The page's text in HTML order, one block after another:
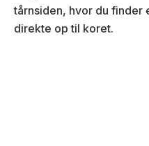
tårnsiden, hvor du finder
direkte op til koret.